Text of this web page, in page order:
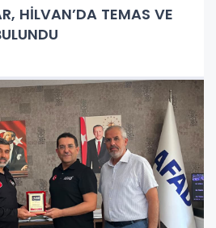
HİLVAN’DA TEMAS VE